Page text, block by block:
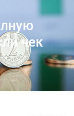
чек